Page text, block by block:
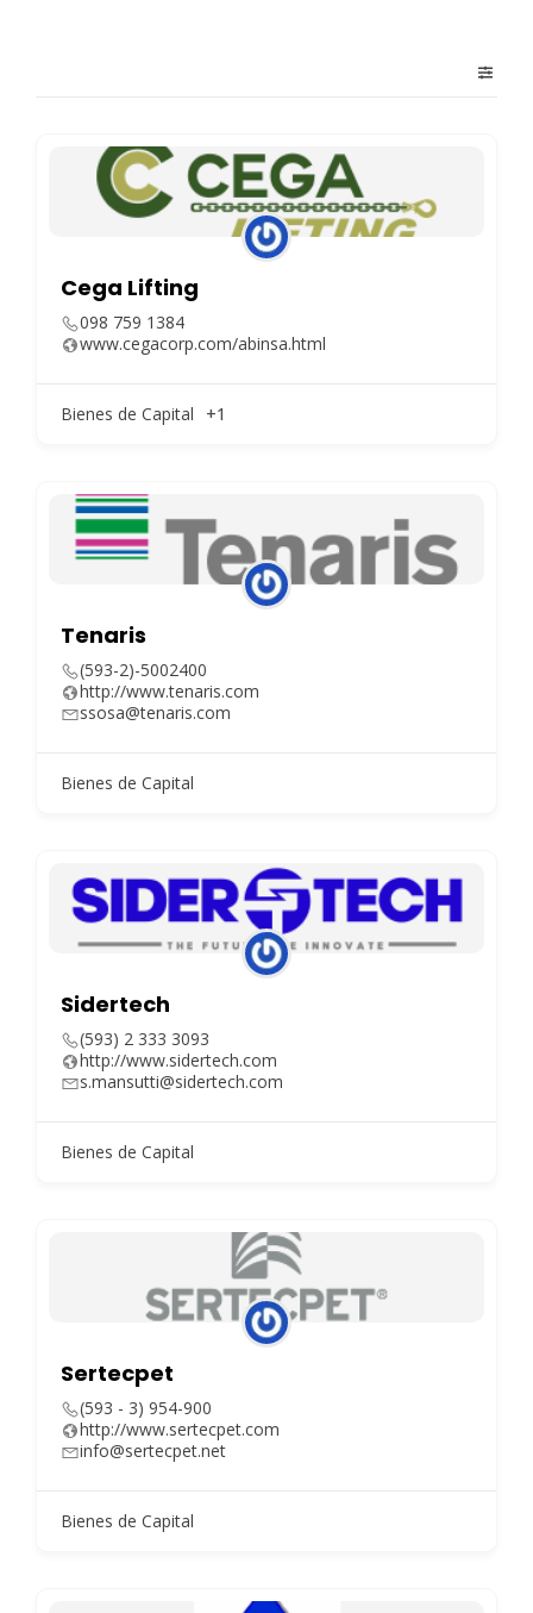
Cega Lifting
098 759 1384
www.cegacorp.com/abinsa.html
Bienes de Capital +1
Tenaris
(593-2)-5002400
http://www.tenaris.com
ssosa@tenaris.com
Bienes de Capital
Sidertech
(593) 2 333 3093
http://www.sidertech.com
s.mansutti@sidertech.com
Bienes de Capital
Sertecpet
(593 - 3) 954-900
http://www.sertecpet.com
info@sertecpet.net
Bienes de Capital